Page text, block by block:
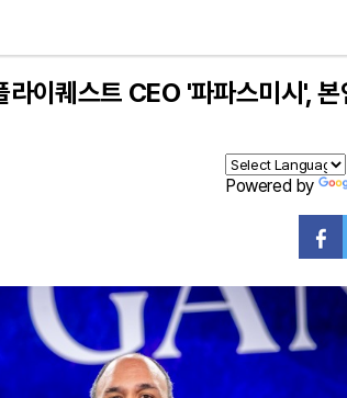
이퀘스트 CEO '파파스미시', 본
Powered by